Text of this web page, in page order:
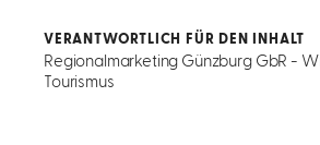
VERANTWORTLICH FÜR DEN INHALT
Regionalmarketing Günzburg GbR -
Tourismus